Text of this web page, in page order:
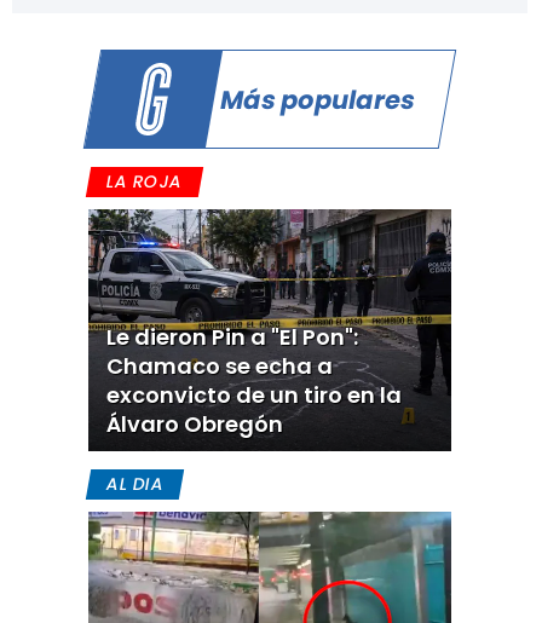
Más populares
LA ROJA
Le dieron Pin a "El Pon":
Chamaco se echa a
exconvicto de un tiro en la
Álvaro Obregón
AL DIA